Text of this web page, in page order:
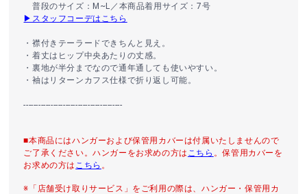
普段のサイズ：M~L／本商品着用サイズ：7号
▶スタッフコーデはこちら
・襟付きテーラードできちんと見え。
・着丈はヒップ中央あたりの丈感。
・裏地が半分までなので通年通しても使いやすい。
・袖はリターンカフス仕様で折り返し可能。
----------------------------------------
■本商品にはハンガーおよび保管用カバーは付属いたしませんので
ご了承ください。ハンガーをお求めの方は こちら 。保管用カバーを
お求めの方は こちら 。
※「店舗受け取りサービス」をご利用の際は、ハンガー・保管用カ